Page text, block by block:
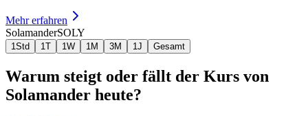
Mehr erfahren
SolamanderSOLY
1Std 1T 1W 1M 3M 1J Gesamt
Warum steigt oder fällt der Kurs von
Solamander heute?